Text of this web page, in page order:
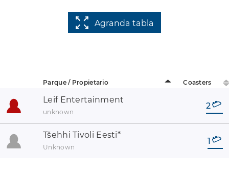
Agranda tabla
Parque / Propietario Coasters
Leif Entertainment
unknown
2
Tšehhi Tivoli Eesti*
Unknown
1